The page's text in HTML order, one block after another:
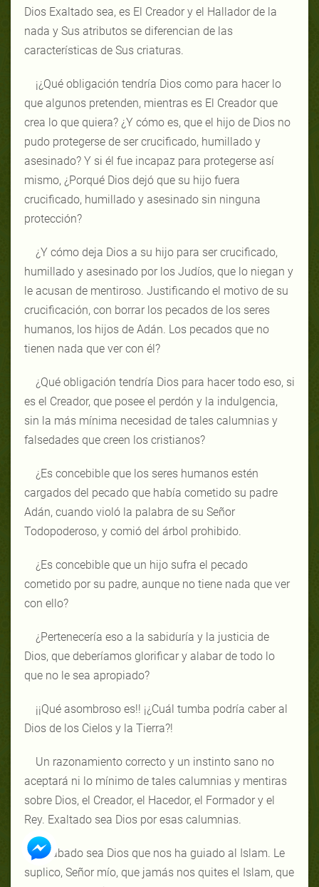
Dios Exaltado sea, es El Creador y el Hallador de la
nada y Sus atributos se diferencian de las
características de Sus criaturas.
¡¿Qué obligación tendría Dios como para hacer lo
que algunos pretenden, mientras es El Creador que
crea lo que quiera? ¿Y cómo es, que el hijo de Dios no
pudo protegerse de ser crucificado, humillado y
asesinado? Y si él fue incapaz para protegerse así
mismo, ¿Porqué Dios dejó que su hijo fuera
crucificado, humillado y asesinado sin ninguna
protección?
¿Y cómo deja Dios a su hijo para ser crucificado,
humillado y asesinado por los Judíos, que lo niegan y
le acusan de mentiroso. Justificando el motivo de su
crucificación, con borrar los pecados de los seres
humanos, los hijos de Adán. Los pecados que no
tienen nada que ver con él?
¿Qué obligación tendría Dios para hacer todo eso, si
es el Creador, que posee el perdón y la indulgencia,
sin la más mínima necesidad de tales calumnias y
falsedades que creen los cristianos?
¿Es concebible que los seres humanos estén
cargados del pecado que había cometido su padre
Adán, cuando violó la palabra de su Señor
Todopoderoso, y comió del árbol prohibido.
¿Es concebible que un hijo sufra el pecado
cometido por su padre, aunque no tiene nada que ver
con ello?
¿Pertenecería eso a la sabiduría y la justicia de
Dios, que deberíamos glorificar y alabar de todo lo
que no le sea apropiado?
¡¡Qué asombroso es!! ¡¿Cuál tumba podría caber al
Dios de los Cielos y la Tierra?!
Un razonamiento correcto y un instinto sano no
aceptará ni lo mínimo de tales calumnias y mentiras
sobre Dios, el Creador, el Hacedor, el Formador y el
Rey. Exaltado sea Dios por esas calumnias.
Alabado sea Dios que nos ha guiado al Islam. Le
suplico, Señor mío, que jamás nos quites el Islam, que